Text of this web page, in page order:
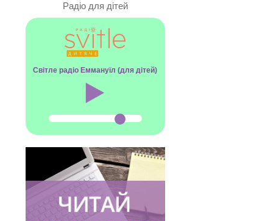
Радіо для дітей
Світле радіо Еммануїл (для дітей)